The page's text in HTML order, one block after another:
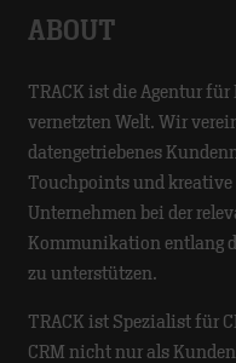
ABOUT
TRACK ist die Agentur
vernetzten Welt. Wir
datengetriebenes
Touchpoints und
Unternehmen bei der
Kommunikation entlang
zu unterstützen.
TRACK ist Spezialist für
CRM nicht nur als